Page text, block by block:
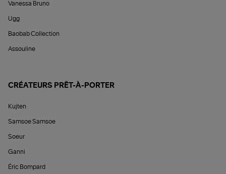
Vanessa Bruno
Ugg
Baobab Collection
Assouline
CRÉATEURS PRÊT-À-PORTER
Kujten
Samsoe Samsoe
Soeur
Ganni
Éric Bompard